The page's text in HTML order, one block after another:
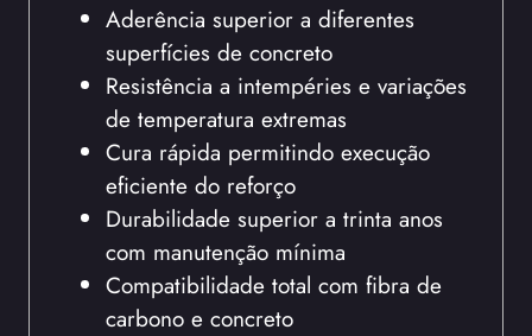
Aderência superior a diferentes
superfícies de concreto
Resistência a intempéries e variações
de temperatura extremas
Cura rápida permitindo execução
eficiente do reforço
Durabilidade superior a trinta anos
com manutenção mínima
Compatibilidade total com fibra de
carbono e concreto